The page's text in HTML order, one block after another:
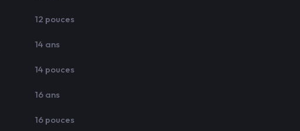
12 pouces
14 ans
14 pouces
16 ans
16 pouces